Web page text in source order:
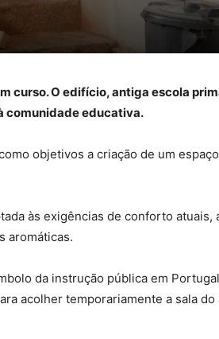
curso. O edifício, antiga escola
comunidade educativa.
objetivos a criação de um
às exigências de conforto atuais,
aromáticas.
da instrução pública em
acolher temporariamente a sala do